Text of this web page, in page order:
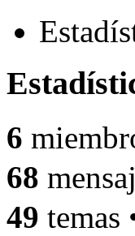
6
68
49 temas